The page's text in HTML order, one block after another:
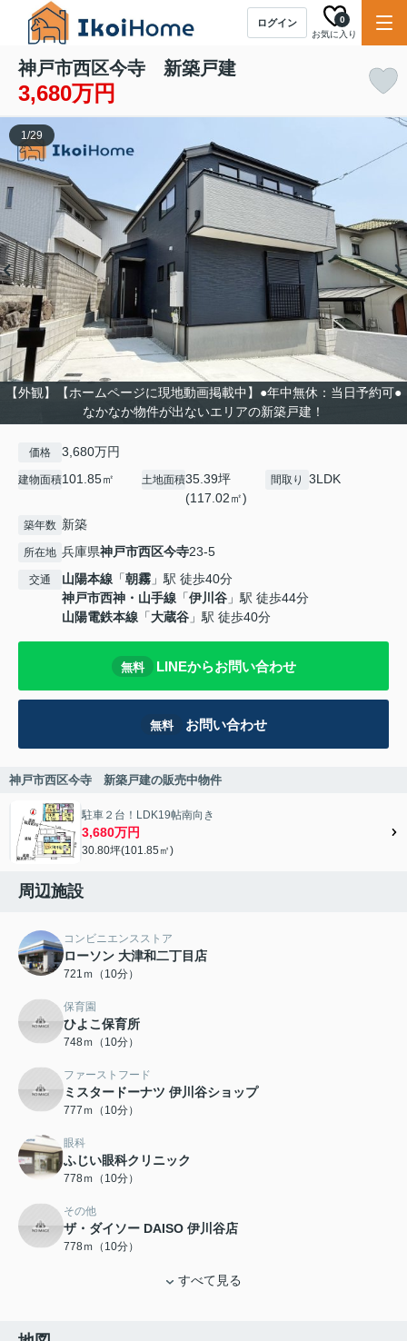
ログイン
お気に入り
0
神戸市西区今寺 新築戸建
3,680万円
【外観】【ホームページに現地動画掲載中】●年中無休：当日予約可●
なかなか物件が出ないエリアの新築戸建！
1/29
価格 3,680万円
建物面積101.85㎡ 土地面積35.39坪
(117.02㎡)
間取り 3LDK
築年数 新築
所在地 兵庫県神戸市西区今寺23-5
交通 山陽本線 「朝霧 」駅 徒歩40分
神戸市西神・山手線 「伊川谷 」駅 徒歩44分
山陽電鉄本線 「大蔵谷 」駅 徒歩40分
無料 LINEからお問い合わせ
無料 お問い合わせ
神戸市西区今寺 新築戸建の販売中物件
駐車２台！LDK19帖南向き
3,680万円
30.80坪(101.85㎡)
周辺施設
コンビニエンスストア
ローソン 大津和二丁目店
721ｍ（10分）
保育園
ひよこ保育所
748ｍ（10分）
ファーストフード
ミスタードーナツ 伊川谷ショップ
777ｍ（10分）
眼科
ふじい眼科クリニック
778ｍ（10分）
その他
ザ・ダイソー DAISO 伊川谷店
778ｍ（10分）
すべて見る